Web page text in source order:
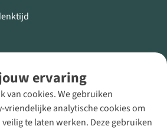
ervaring
van cookies. We gebruiken
vriendelijke analytische cookies om
te laten werken. Deze gebruiken
Buitenexpert